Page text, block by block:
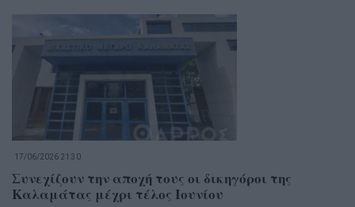
17/06/2026 21:30
Συνεχίζουν την αποχή τους οι δικηγόροι της
Καλαμάτας μέχρι τέλος Ιουνίου